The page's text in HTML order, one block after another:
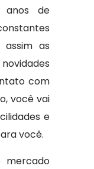
anos de
assim as
com
você vai
e
você.
mercado